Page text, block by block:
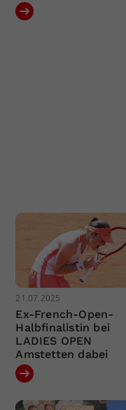
21.07.2025
Ex-French-Open-
Halbfinalistin bei
LADIES OPEN
Amstetten dabei